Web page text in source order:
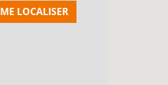
ME LOCALISER